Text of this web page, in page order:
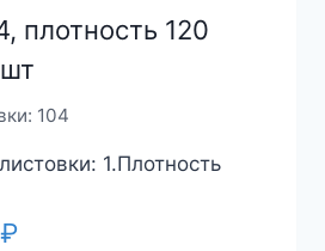
плотность 120
104
1.Плотность
₽